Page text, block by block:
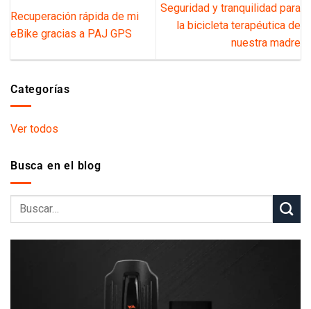
Recuperación rápida de mi
eBike gracias a PAJ GPS
Seguridad y tranquilidad para la
bicicleta terapéutica de nuestra
madre
Categorías
Ver todos
Busca en el blog